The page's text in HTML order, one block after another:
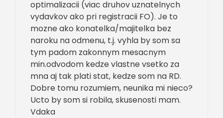
optimalizacii (viac druhov uznatelnych
vydavkov ako pri registracii FO). Je to
mozne ako konatelka/majitelka bez
naroku na odmenu, t.j. vyhla by som sa
tym padom zakonnym mesacnym
min.odvodom kedze vlastne vsetko za
mna aj tak plati stat, kedze som na RD.
Dobre tomu rozumiem, neunika mi nieco?
Ucto by som si robila, skusenosti mam.
Vdaka